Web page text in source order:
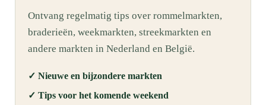
Ontvang regelmatig tips over rommelmarkten,
braderieën, weekmarkten, streekmarkten en
andere markten in Nederland en België.
✓ Nieuwe en bijzondere markten
✓ Tips voor het komende weekend